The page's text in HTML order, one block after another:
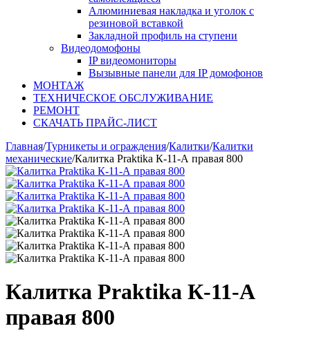
Алюминиевая накладка и уголок с
резиновой вставкой
Закладной профиль на ступени
Видеодомофоны
IP видеомониторы
Вызывные панели для IP домофонов
МОНТАЖ
ТЕХНИЧЕСКОЕ ОБСЛУЖИВАНИЕ
РЕМОНТ
СКАЧАТЬ ПРАЙС-ЛИСТ
Главная/Турникеты и ограждения/Калитки/Калитки
механические/Калитка Praktika К-11-А правая 800
Калитка Praktika К-11-А
правая 800